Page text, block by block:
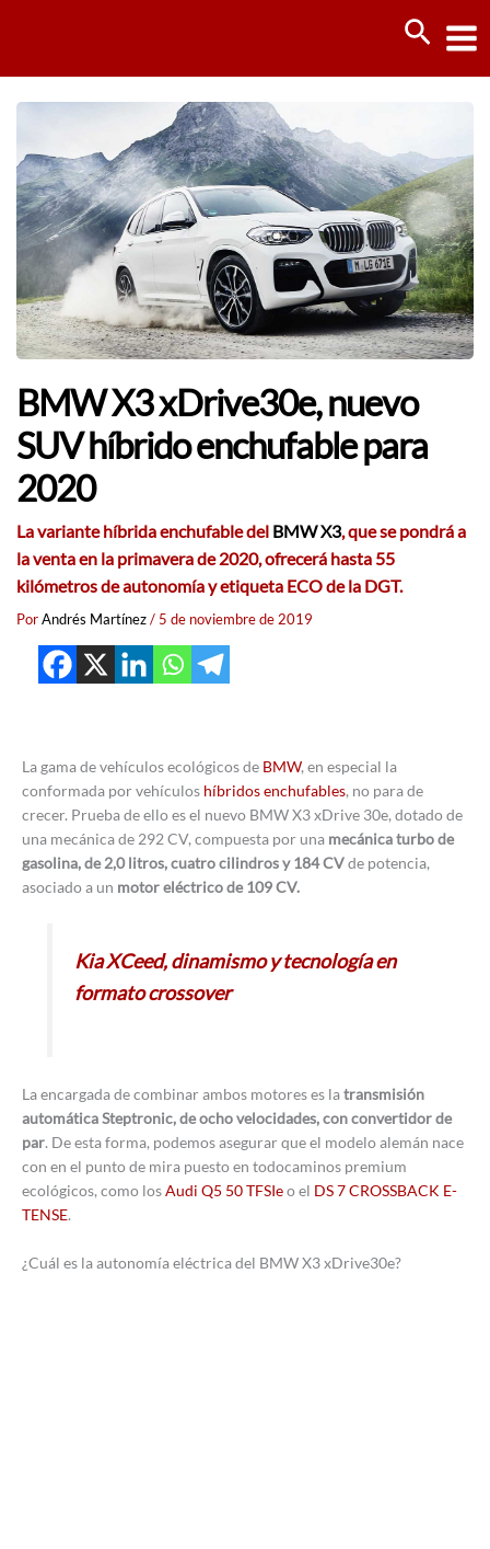
BMW X3 xDrive30e, nuevo
SUV híbrido enchufable para
2020
La variante híbrida enchufable del BMW X3, que se pondrá a
la venta en la primavera de 2020, ofrecerá hasta 55
kilómetros de autonomía y etiqueta ECO de la DGT.
PorAndrés Martínez/ 5 de noviembre de 2019
La gama de vehículos ecológicos de BMW, en especial la
conformada por vehículos híbridos enchufables, no para de
crecer. Prueba de ello es el nuevo BMW X3 xDrive 30e, dotado de
una mecánica de 292 CV, compuesta por una mecánica turbo de
gasolina, de 2,0 litros, cuatro cilindros y 184 CVde potencia,
asociado a un motor eléctrico de 109 CV.
Kia XCeed, dinamismo y tecnología en
formato crossover
La encargada de combinar ambos motores es latransmisión
automática Steptronic, de ocho velocidades, con convertidor de
par. De esta forma, podemos asegurar que el modelo alemán nace
con en el punto de mira puesto en todocaminos premium
ecológicos, como losAudi Q5 50 TFSIeo el DS 7 CROSSBACK E-
TENSE.
¿Cuál es la autonomía eléctrica del BMW X3 xDrive30e?